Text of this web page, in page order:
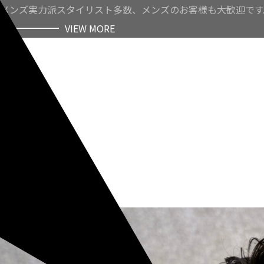
メンズ実力派スタイリスト多数、メンズのお客様も大歓迎で
VIEW MORE
VIEW MORE